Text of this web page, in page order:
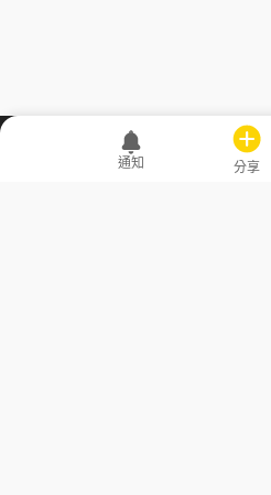
職場透明化
通知 分享